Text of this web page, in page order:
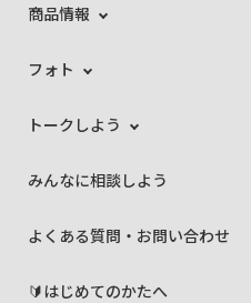
商品情報
フォト
トークしよう
みんなに相談しよう
よくある質問・お問い合わせ
🔰はじめてのかたへ